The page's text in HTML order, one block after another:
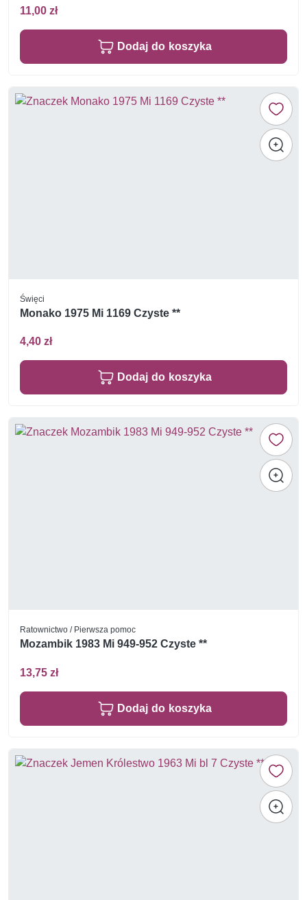
11,00 zł
Dodaj do koszyka
Święci
Monako 1975 Mi 1169 Czyste **
4,40 zł
Dodaj do koszyka
Ratownictwo / Pierwsza pomoc
Mozambik 1983 Mi 949-952 Czyste **
13,75 zł
Dodaj do koszyka